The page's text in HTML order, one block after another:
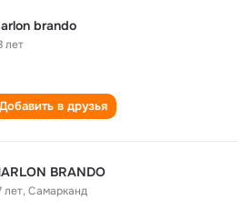
brando
лет
Добавить в друзья
BRANDO
лет,Самарканд